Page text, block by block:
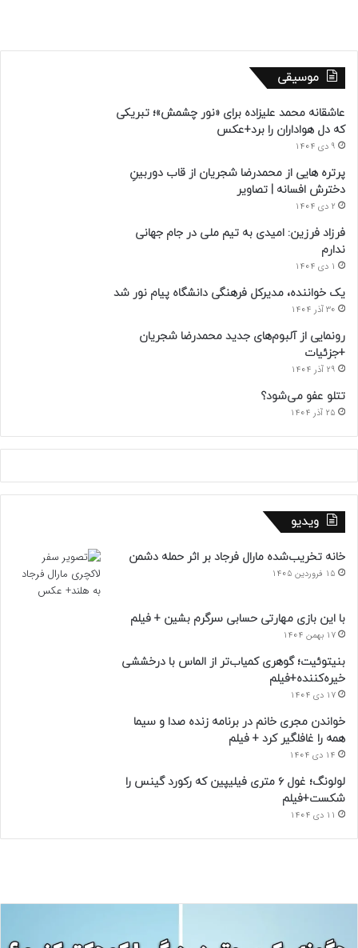
موسیقی
عاشقانه محمد علیزاده برای «نور چشمش»؛ تبریکی
که دل هواداران را برد+عکس
9 دی 1404
پرتره هایی از محمدرضا شجریان از قاب دوربینِ
دخترش افسانه | تصاویر
2 دی 1404
فرزاد فرزین: امیدی به تیم ملی در جام جهانی
ندارم
1 دی 1404
یک خواننده، مدیرکل فرهنگی دانشگاه پیام نور شد
30 آذر 1404
رونمایی از آلبوم‌های جدید محمدرضا شجریان
+جزئیات
29 آذر 1404
تتلو عفو می‌شود؟
25 آذر 1404
ویدیو
خانه تخریب‌شده مارال فرجاد بر اثر حمله دشمن
15 فروردین 1405
با این بازی مهارتی حسابی سرگرم بشین + فیلم
17 بهمن 1404
بنیتوئیت؛ گوهری کمیاب‌تر از الماس با درخششی
خیره‌کننده+فیلم
17 دی 1404
خواندن مجری خانم در برنامه زنده صدا و سیما
همه را غافلگیر کرد + فیلم
14 دی 1404
لولونگ؛ غول ۶ متری فیلیپین که رکورد گینس را
شکست+فیلم
11 دی 1404